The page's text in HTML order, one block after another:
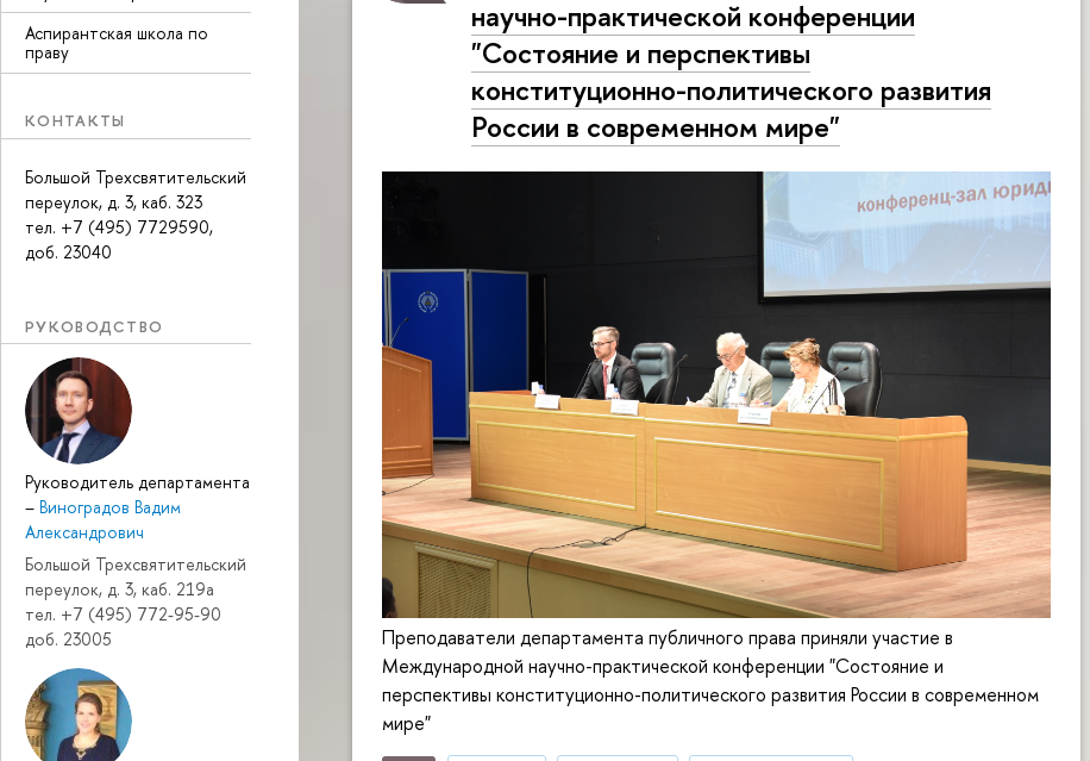
Аспирантская школа по
праву
КОНТАКТЫ
Большой Трехсвятительский
переулок, д. 3, каб. 323
тел. +7 (495) 7729590,
доб. 23040
РУКОВОДСТВО
Руководитель департамента
– Виноградов Вадим
Александрович
Большой Трехсвятительский
переулок, д. 3, каб. 219a
тел. +7 (495) 772-95-90
доб. 23005
научно-практической конференции
"Состояние и перспективы
конституционно-политического развития
России в современном мире"
Преподаватели департамента публичного права приняли участие в
Международной научно-практической конференции "Состояние и
перспективы конституционно-политического развития России в современном
мире"